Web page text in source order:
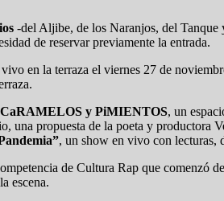
-del Aljibe, de los Naranjos, del Tanque
de reservar previamente la entrada.
vivo en la terraza el viernes 27 de
CaRAMELOS y PiMIENTOS, un
propuesta de la poeta y productora
, un show en vivo con
de Cultura Rap que comenzó
escena.